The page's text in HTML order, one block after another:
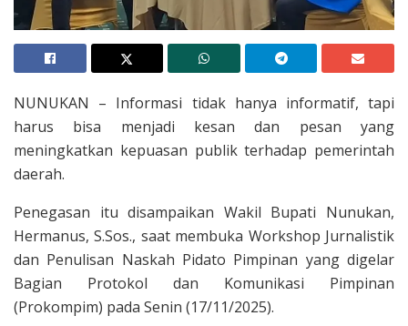
NUNUKAN – Informasi tidak hanya informatif, tapi
harus bisa menjadi kesan dan pesan yang
meningkatkan kepuasan publik terhadap pemerintah
daerah.
Penegasan itu disampaikan Wakil Bupati Nunukan,
Hermanus, S.Sos., saat membuka Workshop Jurnalistik
dan Penulisan Naskah Pidato Pimpinan yang digelar
Bagian Protokol dan Komunikasi Pimpinan
(Prokompim) pada Senin (17/11/2025).